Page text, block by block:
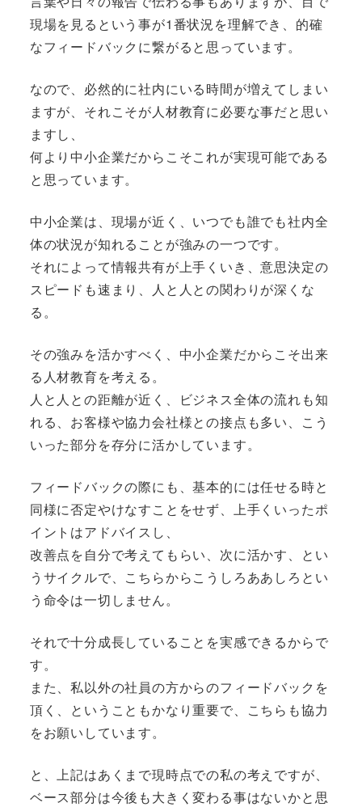
現場を見るという事が1番状況を理解でき、的確
なフィードバックに繋がると思っています。
なので、必然的に社内にいる時間が増えてしまい
ますが、それこそが人材教育に必要な事だと思い
ますし、
何より中小企業だからこそこれが実現可能である
と思っています。
中小企業は、現場が近く、いつでも誰でも社内全
体の状況が知れることが強みの一つです。
それによって情報共有が上手くいき、意思決定の
スピードも速まり、人と人との関わりが深くな
る。
その強みを活かすべく、中小企業だからこそ出来
る人材教育を考える。
人と人との距離が近く、ビジネス全体の流れも知
れる、お客様や協力会社様との接点も多い、こう
いった部分を存分に活かしています。
フィードバックの際にも、基本的には任せる時と
同様に否定やけなすことをせず、上手くいったポ
イントはアドバイスし、
改善点を自分で考えてもらい、次に活かす、とい
うサイクルで、こちらからこうしろああしろとい
う命令は一切しません。
それで十分成長していることを実感できるからで
す。
また、私以外の社員の方からのフィードバックを
頂く、ということもかなり重要で、こちらも協力
をお願いしています。
と、上記はあくまで現時点での私の考えですが、
ベース部分は今後も大きく変わる事はないかと思